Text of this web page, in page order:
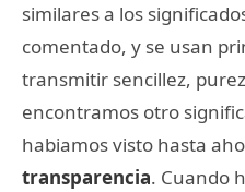
similares a los
comentado, y se usan
transmitir sencillez,
encontramos otro
habiamos visto hasta
transparencia. Cuando